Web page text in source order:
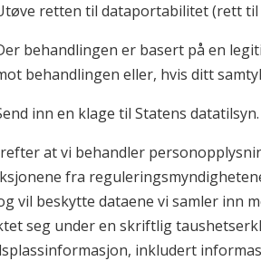
retten til dataportabilitet (rett
behandlingen er basert på en
behandlingen eller, hvis ditt
inn en klage til Statens datatilsyn.
at vi behandler
fra
vil beskytte dataene vi samler inn
seg under en skriftlig
inkludert